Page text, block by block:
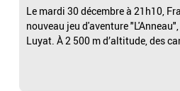
Le mardi 30 décembre à 21h10,
nouveau jeu d'aventure
Luyat. À 2 500 m d’altitude, des